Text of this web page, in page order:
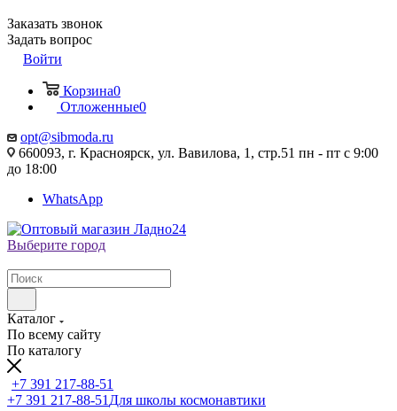
Заказать звонок
Задать вопрос
Войти
Корзина0
Отложенные0
opt@sibmoda.ru
660093, г. Красноярск, ул. Вавилова, 1, стр.51 пн - пт с 9:00
до 18:00
WhatsApp
Выберите город
Каталог
По всему сайту
По каталогу
+7 391 217-88-51
+7 391 217-88-51 Для школы космонавтики